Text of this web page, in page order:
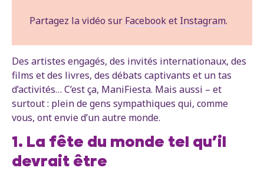
Partagez la vidéo sur Facebooket Instagram.
Des artistes engagés, des invités internationaux, des
films et des livres, des débats captivants et un tas
d’activités… C’est ça, ManiFiesta. Mais aussi – et
surtout : plein de gens sympathiques qui, comme
vous, ont envie d’un autre monde.
1. La fête du monde tel qu’il
devrait être